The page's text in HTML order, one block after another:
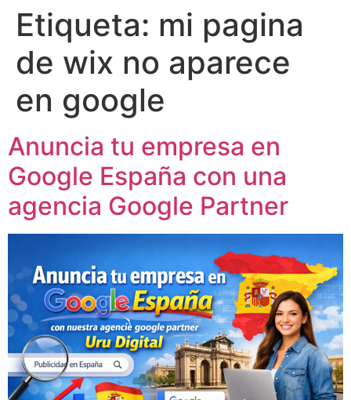
Etiqueta: mi pagina
de wix no aparece
en google
Anuncia tu empresa en
Google España con una
agencia Google Partner